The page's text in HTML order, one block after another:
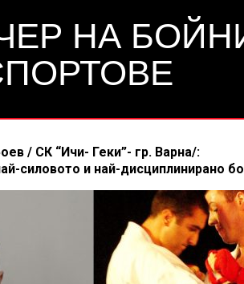
НА
/ СК “Ичи- Геки”- гр. Варна/:
силовото и най-дисциплинирано